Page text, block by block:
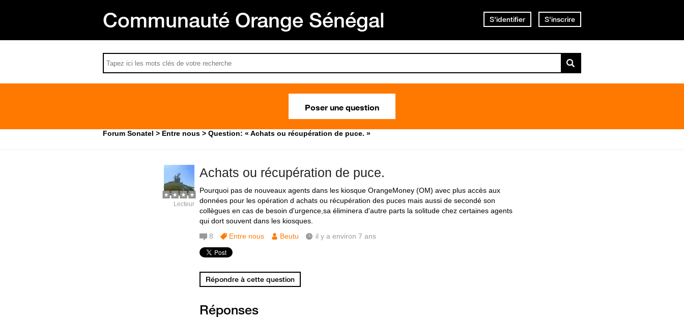
Communauté Orange Sénégal S'identifier S'inscrire
Poser une question
Forum Sonatel Entre nous Question: « Achats ou récupération de puce. »
Achats ou récupération de puce.
Pourquoi pas de nouveaux agents dans les kiosque OrangeMoney (OM) avec plus accès aux
données pour les opération d achats ou récupération des puces mais aussi de secondé son
collègues en cas de besoin d'urgence,sa éliminera d'autre parts la solitude chez certaines agents
qui dort souvent dans les kiosques.
Lecteur
8 Entre nous Beutu il y a environ 7 ans
Répondre à cette question
Réponses